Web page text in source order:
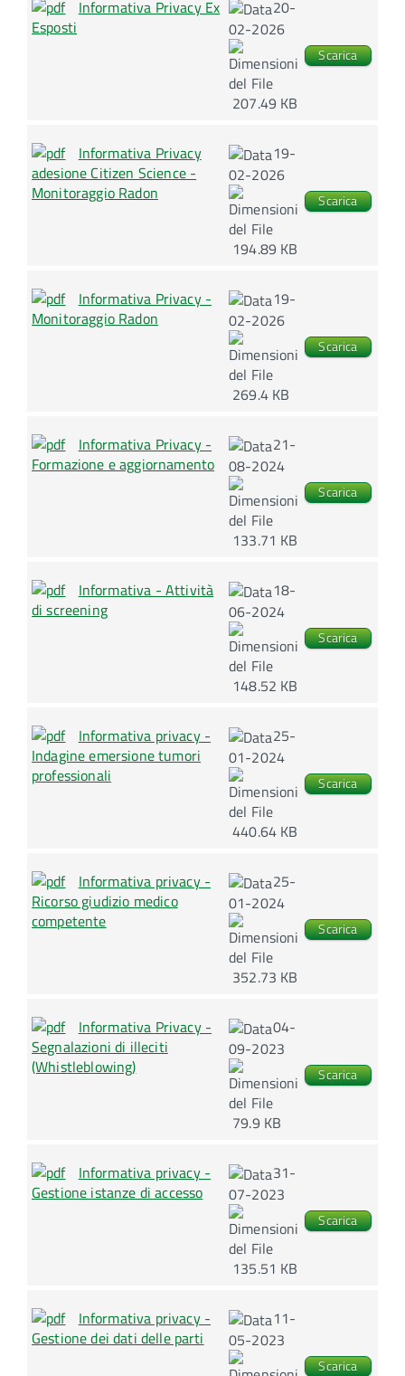
Informativa Privacy Ex
Esposti
20-
02-2026
207.49 KB
Scarica
Informativa Privacy
adesione Citizen Science -
Monitoraggio Radon
19-
02-2026
194.89 KB
Scarica
Informativa Privacy -
Monitoraggio Radon
19-
02-2026
269.4 KB
Scarica
Informativa Privacy -
Formazione e aggiornamento
21-
08-2024
133.71 KB
Scarica
Informativa - Attività
di screening
18-
06-2024
148.52 KB
Scarica
Informativa privacy -
Indagine emersione tumori
professionali
25-
01-2024
440.64 KB
Scarica
Informativa privacy -
Ricorso giudizio medico
competente
25-
01-2024
352.73 KB
Scarica
Informativa Privacy -
Segnalazioni di illeciti
(Whistleblowing)
04-
09-2023
79.9 KB
Scarica
Informativa privacy -
Gestione istanze di accesso
31-
07-2023
135.51 KB
Scarica
Informativa privacy -
Gestione dei dati delle parti
11-
05-2023
Scarica